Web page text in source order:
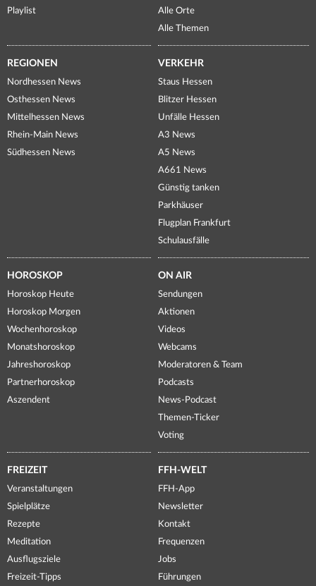
Playlist
Alle Orte
Alle Themen
REGIONEN
Nordhessen News
Osthessen News
Mittelhessen News
Rhein-Main News
Südhessen News
VERKEHR
Staus Hessen
Blitzer Hessen
Unfälle Hessen
A3 News
A5 News
A661 News
Günstig tanken
Parkhäuser
Flugplan Frankfurt
Schulausfälle
HOROSKOP
Horoskop Heute
Horoskop Morgen
Wochenhoroskop
Monatshoroskop
Jahreshoroskop
Partnerhoroskop
Aszendent
ON AIR
Sendungen
Aktionen
Videos
Webcams
Moderatoren & Team
Podcasts
News-Podcast
Themen-Ticker
Voting
FREIZEIT
Veranstaltungen
Spielplätze
Rezepte
Meditation
Ausflugsziele
Freizeit-Tipps
FFH-WELT
FFH-App
Newsletter
Kontakt
Frequenzen
Jobs
Führungen